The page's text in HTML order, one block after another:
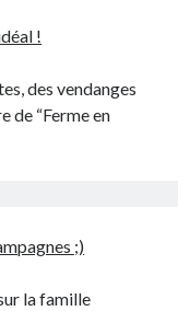
!
des vendanges
de “Ferme en
;)
la famille